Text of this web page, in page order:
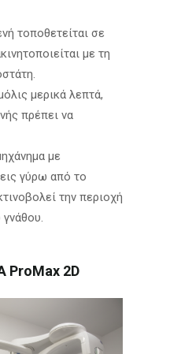
τοποθετείται σε
με τη
μερικά λεπτά,
πρέπει να
με
γύρω από το
την περιοχή
ProMax 2D